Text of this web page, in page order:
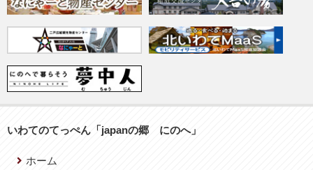
いわてのてっぺん「japanの郷 にのへ」
ホーム